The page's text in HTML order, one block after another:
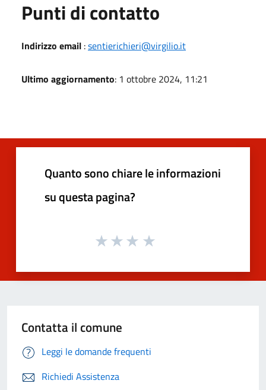
Punti di contatto
Indirizzo email :sentierichieri@virgilio.it
Ultimo aggiornamento: 1 ottobre 2024, 11:21
Quanto sono chiare le informazioni
su questa pagina?
Contatta il comune
Leggi le domande frequenti
Richiedi Assistenza